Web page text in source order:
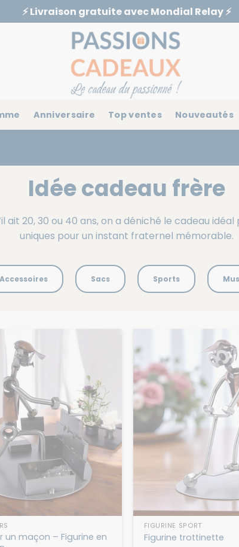
⚡️ Livraison gratuite avec Mondial Relay ⚡️
Anniversaire Top ventes Nouveautés
Idée cadeau frère
20, 30 ou 40 ans, on a déniché le cadeau
uniques pour un instant fraternel mémorable.
Accessoires Sacs Sports
un maçon – Figurine en
FIGURINE SPORT
Figurine trottinette